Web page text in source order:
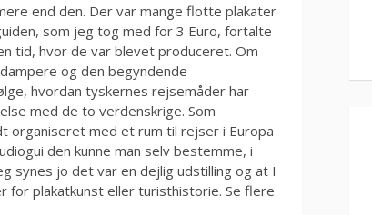
end den. Der var mange flotte plakater
som jeg tog med for 3 Euro, fortalte
tid, hvor de var blevet produceret. Om
og den begyndende
hvordan tyskernes rejsemåder har
med de to verdenskrige. Som
organiseret med et rum til rejser i Europa
den kunne man selv bestemme, i
synes jo det var en dejlig udstilling og at I
for plakatkunst eller turisthistorie. Se flere